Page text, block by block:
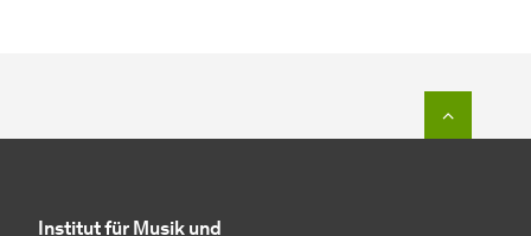
Institut für Musik und